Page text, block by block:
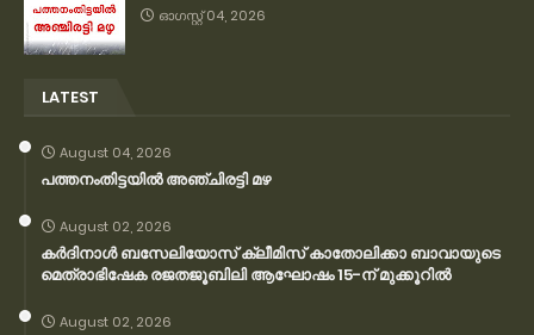
ഓഗസ്റ്റ് 04, 2026
LATEST
August 04, 2026
പത്തനംതിട്ടയിൽ അഞ്ചിരട്ടി മഴ
August 02, 2026
കര്‍ദിനാള്‍ ബസേലിയോസ് ക്ലീമിസ് കാതോലിക്കാ ബാവായുടെ
മെത്രാഭിഷേക രജതജൂബിലി ആഘോഷം 15-ന് മുക്കൂറില്‍
August 02, 2026